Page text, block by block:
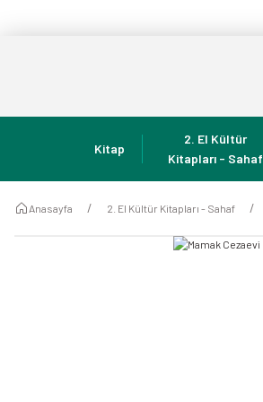
Kitap
2. El Kültür
Kitapları - Sahaf
Anasayfa 2. El Kültür Kitapları - Sahaf